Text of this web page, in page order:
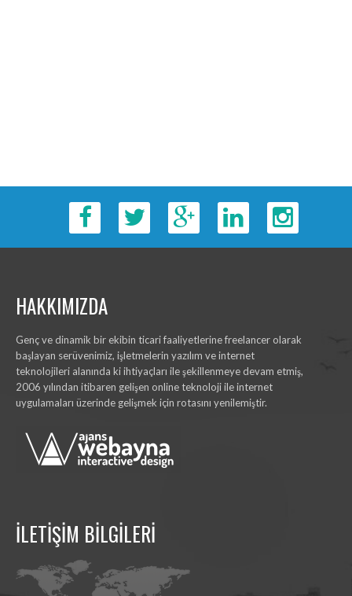
HAKKIMIZDA
Genç ve dinamik bir ekibin ticari faaliyetlerine freelancer olarak
başlayan serüvenimiz, işletmelerin yazılım ve internet
teknolojileri alanında ki ihtiyaçları ile şekillenmeye devam etmiş,
2006 yılından itibaren gelişen online teknoloji ile internet
uygulamaları üzerinde gelişmek için rotasını yenilemiştir.
İLETİŞİM BİLGİLERİ